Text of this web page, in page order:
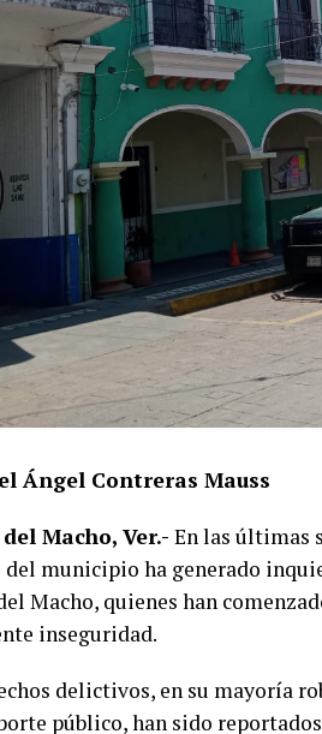
Ángel Contreras Mauss
Macho, Ver.- En las últimas
del municipio ha generado
Macho, quienes han
inseguridad.
delictivos, en su mayoría
público, han sido